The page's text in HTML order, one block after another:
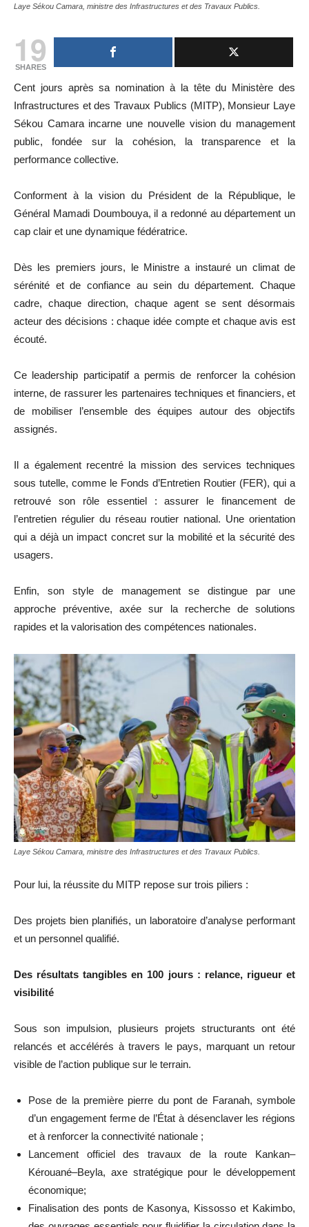
Laye Sékou Camara, ministre des Infrastructures et des Travaux Publics.
19
SHARES
Cent jours après sa nomination à la tête du Ministère des
Infrastructures et des Travaux Publics (MITP), Monsieur Laye
Sékou Camara incarne une nouvelle vision du management
public, fondée sur la cohésion, la transparence et la
performance collective.
Conforment à la vision du Président de la République, le
Général Mamadi Doumbouya, il a redonné au département un
cap clair et une dynamique fédératrice.
Dès les premiers jours, le Ministre a instauré un climat de
sérénité et de confiance au sein du département. Chaque
cadre, chaque direction, chaque agent se sent désormais
acteur des décisions : chaque idée compte et chaque avis est
écouté.
Ce leadership participatif a permis de renforcer la cohésion
interne, de rassurer les partenaires techniques et financiers, et
de mobiliser l’ensemble des équipes autour des objectifs
assignés.
Il a également recentré la mission des services techniques
sous tutelle, comme le Fonds d’Entretien Routier (FER), qui a
retrouvé son rôle essentiel : assurer le financement de
l’entretien régulier du réseau routier national. Une orientation
qui a déjà un impact concret sur la mobilité et la sécurité des
usagers.
Enfin, son style de management se distingue par une
approche préventive, axée sur la recherche de solutions
rapides et la valorisation des compétences nationales.
Laye Sékou Camara, ministre des Infrastructures et des Travaux Publics.
Pour lui, la réussite du MITP repose sur trois piliers :
Des projets bien planifiés, un laboratoire d’analyse performant
et un personnel qualifié.
Des résultats tangibles en 100 jours : relance, rigueur et
visibilité
Sous son impulsion, plusieurs projets structurants ont été
relancés et accélérés à travers le pays, marquant un retour
visible de l’action publique sur le terrain.
Pose de la première pierre du pont de Faranah, symbole
d’un engagement ferme de l’État à désenclaver les régions
et à renforcer la connectivité nationale ;
Lancement officiel des travaux de la route Kankan–
Kérouané–Beyla, axe stratégique pour le développement
économique;
Finalisation des ponts de Kasonya, Kissosso et Kakimbo,